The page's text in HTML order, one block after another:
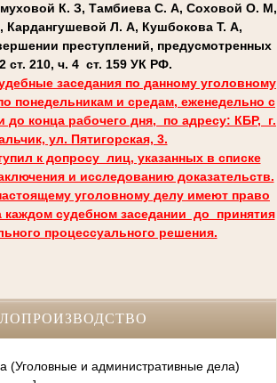
К. З, Тамбиева С. А, Соховой О. М,
Кардангушевой Л. А, Кушбокова Т. А,
преступлений, предусмотренных
ст. 210, ч. 4 ст. 159 УК РФ.
заседания по данному уголовному
понедельникам и средам, еженедельно с
до конца рабочего дня, по адресу: КБР, г.
ул. Пятигорская, 3.
к допросу лиц, указанных в списке
и исследованию доказательств.
уголовному делу имеют право
каждом судебном заседании до принятия
процессуального решения.
(Уголовные и административные дела)